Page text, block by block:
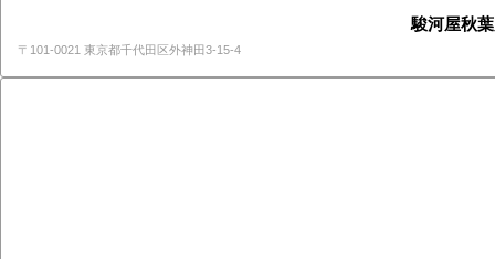
駿河屋秋
〒101-0021 東京都千代田区外神田3-15-4